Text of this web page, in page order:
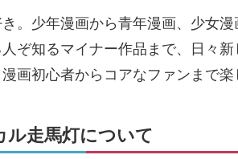
。少年漫画から青年漫画、少女
ぞ知るマイナー作品まで、日々
画初心者からコアなファンまで
ル走馬灯について